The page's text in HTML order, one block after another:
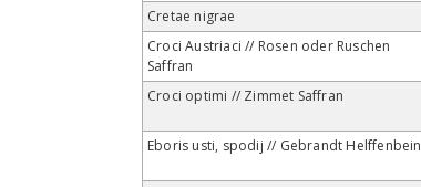
Cretae nigrae
Croci Austriaci // Rosen oder Ruschen
Saffran
Croci optimi // Zimmet Saffran
Eboris usti, spodij // Gebrandt Helffenbein